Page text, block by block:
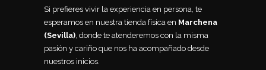
Si prefieres vivir la experiencia en persona, te
esperamos en nuestra tienda física en Marchena
(Sevilla) , donde te atenderemos con la misma
pasión y cariño que nos ha acompañado desde
nuestros inicios.